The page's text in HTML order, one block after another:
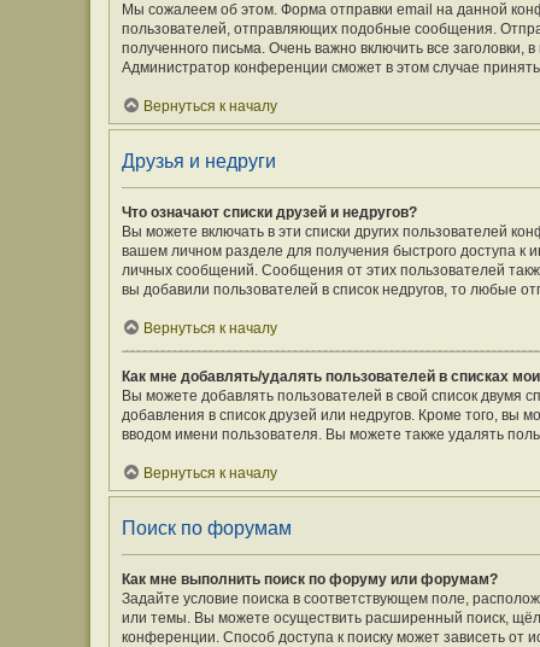
Мы сожалеем об этом. Форма отправки email на данной
пользователей, отправляющих подобные сообщения.
полученного письма. Очень важно включить все
Администратор конференции сможет в этом случае
Вернуться к началу
Друзья и недруги
Что означают списки друзей и недругов?
Вы можете включать в эти списки других пользователей
вашем личном разделе для получения быстрого доступа к
личных сообщений. Сообщения от этих пользователей
вы добавили пользователей в список недругов, то любые
Вернуться к началу
Как мне добавлять/удалять пользователей в списках
Вы можете добавлять пользователей в свой список двумя
добавления в список друзей или недругов. Кроме того, вы
вводом имени пользователя. Вы можете также удалять
Вернуться к началу
Поиск по форумам
Как мне выполнить поиск по форуму или форумам?
Задайте условие поиска в соответствующем поле,
или темы. Вы можете осуществить расширенный поиск,
конференции. Способ доступа к поиску может зависеть от